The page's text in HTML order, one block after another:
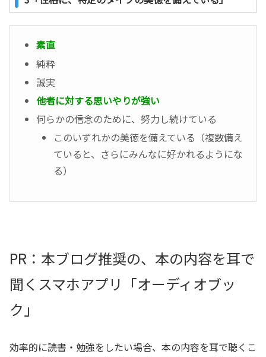
素直
純粋
誠実
他者に対する思いやりが強い
何らかの信念のために、努力し続けている
このいずれかの美徳を備えている（複数備え
ていると、さらにみんなに好かれるようにな
る）
PR：本ブログ推奨の、本の内容を耳で
聞くスマホアプリ「オーディオブッ
ク」
効率的に読書・勉強をしたい場合、本の内容を耳で聴くこ